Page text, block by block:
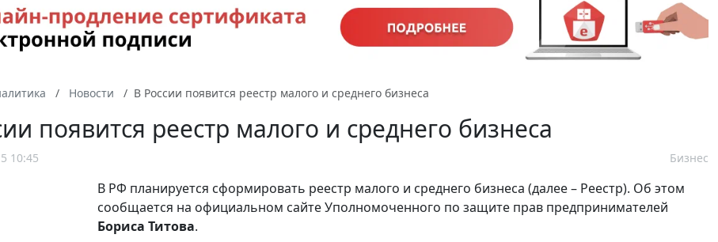
Новости В России появится реестр малого и среднего бизнеса
появится реестр малого и среднего бизнеса
10:45 Бизнес
В РФ планируется сформировать реестр малого и среднего бизнеса (далее – Реестр). Об этом
сообщается на официальном сайте Уполномоченного по защите прав предпринимателей
Бориса Титова.